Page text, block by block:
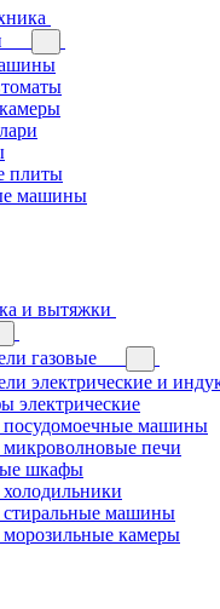
плиты
машины
и вытяжки
газовые
электрические и
электрические
посудомоечные машины
печи
шкафы
стиральные машины
камеры